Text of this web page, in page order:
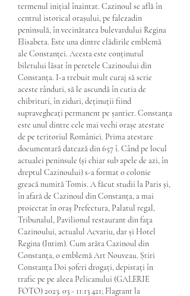
termenul inițial înaintat. Cazinoul se află în
centrul istorical orașului, pe falezadin
peninsulă, în vecinătatea bulevardului Regina
Elisabeta. Este una dintre clădirile emblemă
ale Constanței. Acesta este conținutul
biletului lăsat în peretele Cazinoului din
Constanța. I-a trebuit mult curaj să scrie
aceste rânduri, să le ascundă în cutia de
chibrituri, în ziduri, deținuții fiind
supravegheați permanent pe șantier. Constanța
este unul dintre cele mai vechi orașe atestate
de pe teritoriul României. Prima atestare
documentară datează din 657 î. Când pe locul
actualei peninsule (și chiar sub apele de azi, în
dreptul Cazinoului) s-a format o colonie
greacă numită Tomis. A făcut studii la Paris și,
în afară de Cazinoul din Constanța, a mai
proiectat în oraș Prefectura, Palatul regal,
Tribunalul, Pavilionul restaurant din faţa
Cazinoului, actualul Acvariu, dar și Hotel
Regina (Intim). Cum arăta Cazinoul din
Constanța, o emblemă Art Nouveau. Știri
Constanța Doi șoferi drogați, depistați în
trafic pe pe aleea Pelicanului (GALERIE
FOTO) 2023. 03 - 11:13 421; Flagrant la